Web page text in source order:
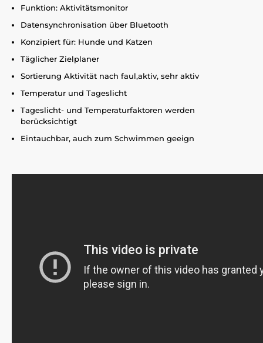
Funktion: Aktivitätsmonitor
Datensynchronisation über Bluetooth
Konzipiert für: Hunde und Katzen
Täglicher Zielplaner
Sortierung Aktivität nach faul,aktiv, sehr aktiv
Temperatur und Tageslicht
Tageslicht- und Temperaturfaktoren werden
berücksichtigt
Eintauchbar, auch zum Schwimmen geeign